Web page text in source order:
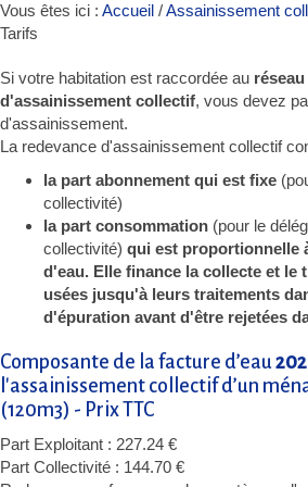
Vous êtes ici : Accueil /Assainissement
Tarifs
Si votre habitation est raccordée au
d'assainissement collectif, vous devez
d'assainissement.
La redevance d'assainissement collectif
la part abonnement qui est fixe
collectivité)
la part consommation (pour le
collectivité) qui est proportionnelle
d'eau. Elle finance la collecte et le
usées jusqu'à leurs traitements
d'épuration avant d'être rejetées
Composante de la facture d’eau
l'assainissement collectif d’un
(120m3) - Prix TTC
Part Exploitant : 227.24 €
Part Collectivité : 144.70 €